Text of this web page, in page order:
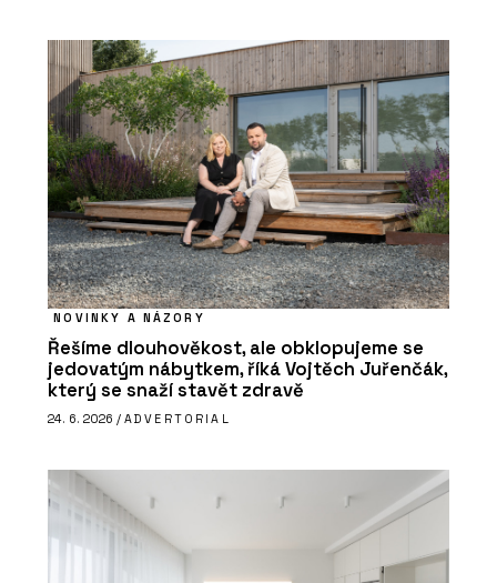
NOVINKY A NÁZORY
Řešíme dlouhověkost, ale obklopujeme se
jedovatým nábytkem, říká Vojtěch Juřenčák,
který se snaží stavět zdravě
24. 6. 2026 / ADVERTORIAL